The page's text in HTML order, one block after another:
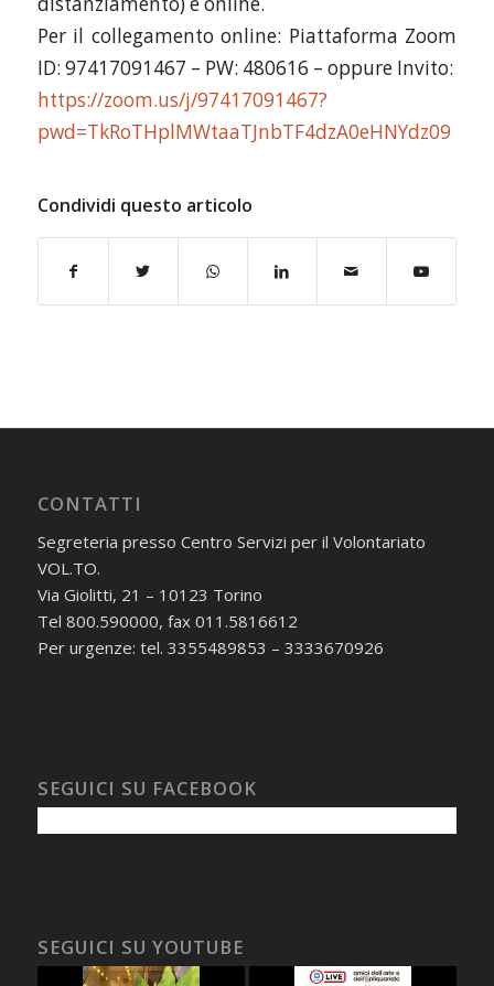
Per il collegamento online: Piattaforma Zoom
ID: 97417091467 – PW: 480616 – oppure Invito:
https://zoom.us/j/97417091467?
pwd=TkRoTHplMWtaaTJnbTF4dzA0eHNYdz09
Condividi questo articolo
CONTATTI
Segreteria presso Centro Servizi per il Volontariato
VOL.TO.
Via Giolitti, 21 – 10123 Torino
Tel 800.590000, fax 011.5816612
Per urgenze: tel. 3355489853 – 3333670926
SEGUICI SU FACEBOOK
SEGUICI SU YOUTUBE